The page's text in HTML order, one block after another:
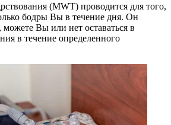
(MWT) проводится для того,
бодры Вы в течение дня. Он
можете Вы или нет оставаться в
в течение определенного